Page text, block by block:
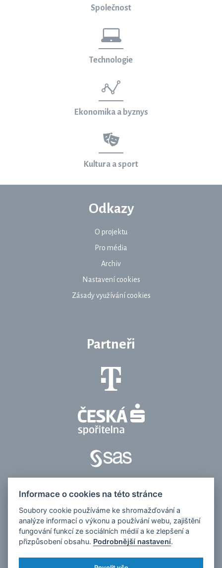
Společnost
Technologie
Ekonomika a byznys
Kultura a sport
Odkazy
O projektu
Pro média
Archiv
Nastavení cookies
Zásady využívání cookies
Partneři
© 2026, Česko v datech
Kontakt pro média:tomas.odstrcil@dfmg.cz
Sociální sítě:
Informace o cookies na této stránce
Soubory cookie používáme ke shromažďování a
analýze informací o výkonu a používání webu, zajištění
fungování funkcí ze sociálních médií a ke zlepšení a
přizpůsobení obsahu. Podrobnější nastavení.